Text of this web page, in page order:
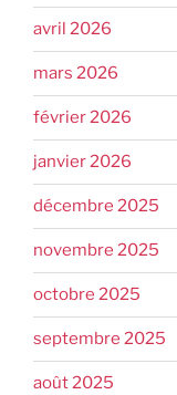
avril 2026
mars 2026
février 2026
janvier 2026
décembre 2025
novembre 2025
octobre 2025
septembre 2025
août 2025